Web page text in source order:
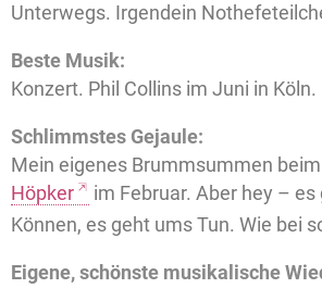
Unterwegs. Irgendein
Beste Musik:
Konzert. Phil Collins im Juni in Köln.
Schlimmstes Gejaule:
Mein eigenes Brummsummen beim
Höpker
im Februar. Aber hey –
Können, es geht ums Tun. Wie bei
Eigene, schönste musikalische